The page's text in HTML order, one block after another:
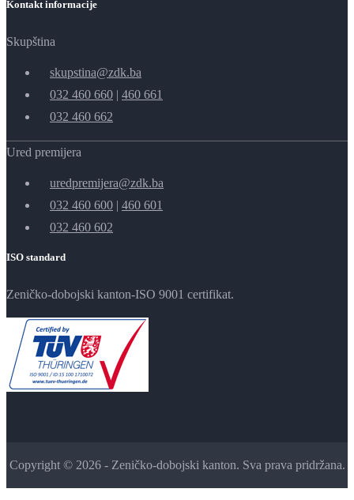
Kontakt informacije
Skupština
skupstina@zdk.ba
032 460 660 | 460 661
032 460 662
Ured premijera
uredpremijera@zdk.ba
032 460 600 | 460 601
032 460 602
ISO standard
Zeničko-dobojski kanton-ISO 9001 certifikat.
Copyright © 2026 - Zeničko-dobojski kanton. Sva prava pridržana.